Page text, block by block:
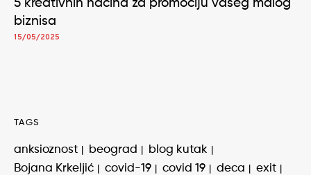
5 kreativnih načina za promociju vašeg malog
biznisa
15/05/2025
TAGS
anksioznost beograd
blog kutak
Bojana Krkeljić
covid-19 covid 19 deca
exit